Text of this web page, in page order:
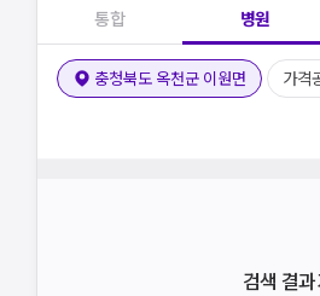
통합 병원
충청북도 옥천군 이원면 가격
검색 결